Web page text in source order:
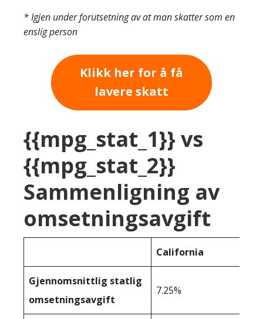
* Igjen under forutsetning av at man skatter som en
enslig person
Klikk her for å få
lavere skatt
{{mpg_stat_1}} vs
{{mpg_stat_2}}
Sammenligning av
omsetningsavgift
California
Gjennomsnittlig statlig
omsetningsavgift
7.25%